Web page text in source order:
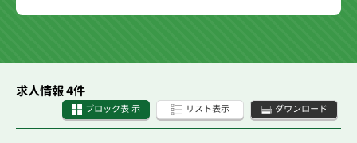
求人情報 4件
ブロック表 示 リスト表示 ダウンロード